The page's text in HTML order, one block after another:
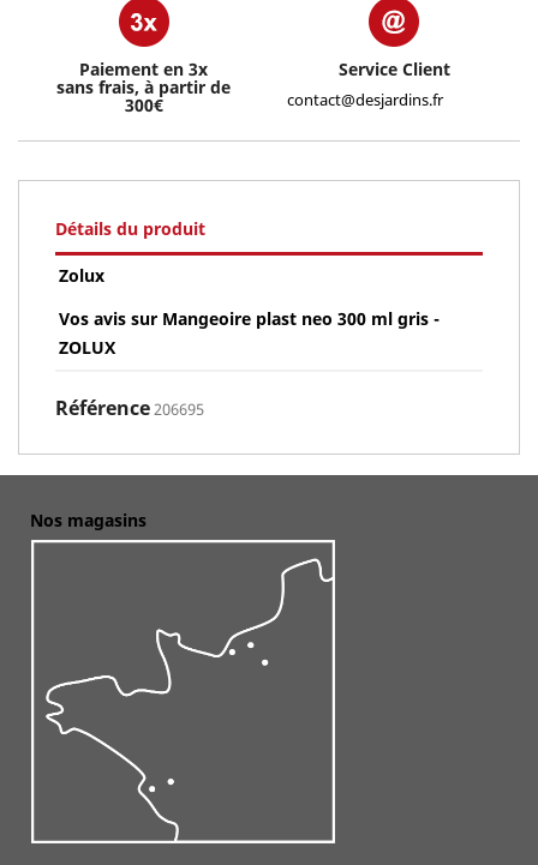
Paiement en 3x
sans frais, à partir de
300€
Service Client
contact@desjardins.fr
Détails du produit
Zolux
Vos avis sur Mangeoire plast neo 300 ml gris -
ZOLUX
Référence 206695
Nos magasins